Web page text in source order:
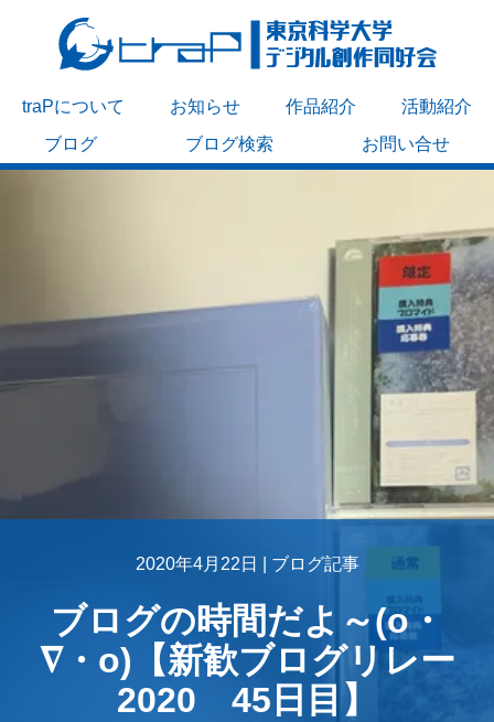
traPについて お知らせ 作品紹介
活動紹介
ブログ
ブログ検索 お問い合せ
2020年4月22日 | ブログ記事
ブログの時間だよ～(o・
∇・o)【新歓ブログリレー
2020 45日目】